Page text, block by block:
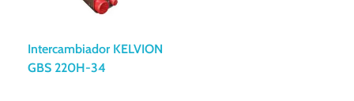
Intercambiador KELVION
GBS 220H-34